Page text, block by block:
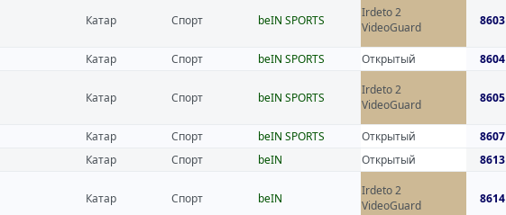
Катар Спорт beIN SPORTS
Irdeto 2
VideoGuard
8603
Катар Спорт beIN SPORTS Открытый 8604
Катар Спорт beIN SPORTS
Irdeto 2
VideoGuard
8605
Катар Спорт beIN SPORTS Открытый 8607
Катар Спорт beIN Открытый 8613
Катар Спорт beIN
Irdeto 2
VideoGuard
8614